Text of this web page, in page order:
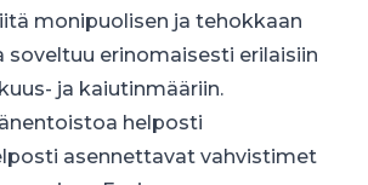
monipuolisen ja tehokkaan
soveltuu erinomaisesti erilaisiin
ja kaiutinmääriin.
helposti
asennettavat vahvistimet